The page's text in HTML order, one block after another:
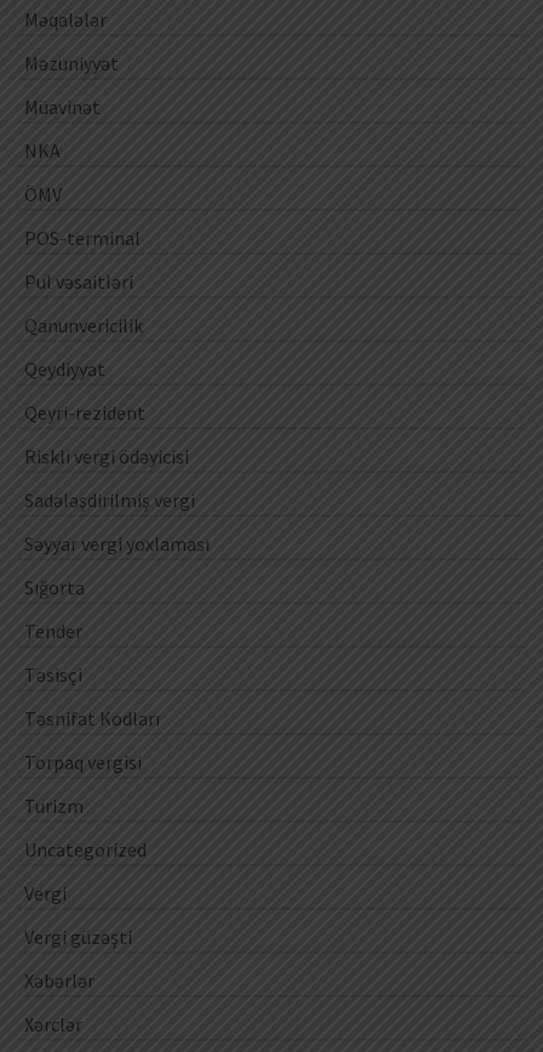
Məqalələr
Məzuniyyət
Müavinət
NKA
ÖMV
POS-terminal
Pul vəsaitləri
Qanunvericilik
Qeydiyyat
Qeyri-rezident
Riskli vergi ödəyicisi
Sadələşdirilmiş vergi
Səyyar vergi yoxlaması
Sığorta
Tender
Təsisçi
Təsnifat Kodları
Torpaq vergisi
Turizm
Uncategorized
Vergi
Vergi güzəşti
Xəbərlər
Xərclər